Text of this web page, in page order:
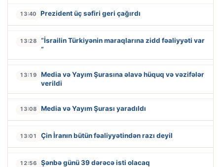
13:40 Prezident üç səfiri geri çağırdı
13:28
“İsrailin Türkiyənin maraqlarına zidd fəaliyyəti var
“
13:19
Media və Yayım Şurasına əlavə hüquq və vəzifələr
verildi
13:08 Media və Yayım Şurası yaradıldı
13:01 Çin İranın bütün fəaliyyətindən razı deyil
12:56 Şənbə günü 39 dərəcə isti olacaq